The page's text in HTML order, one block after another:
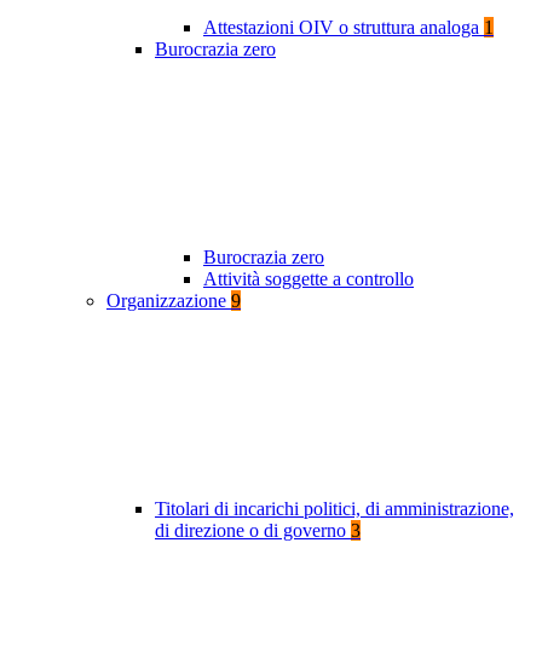
Attestazioni OIV o struttura analoga 1
Burocrazia zero
Burocrazia zero
Attività soggette a controllo
Organizzazione 9
Titolari di incarichi politici, di amministrazione,
di direzione o di governo 3